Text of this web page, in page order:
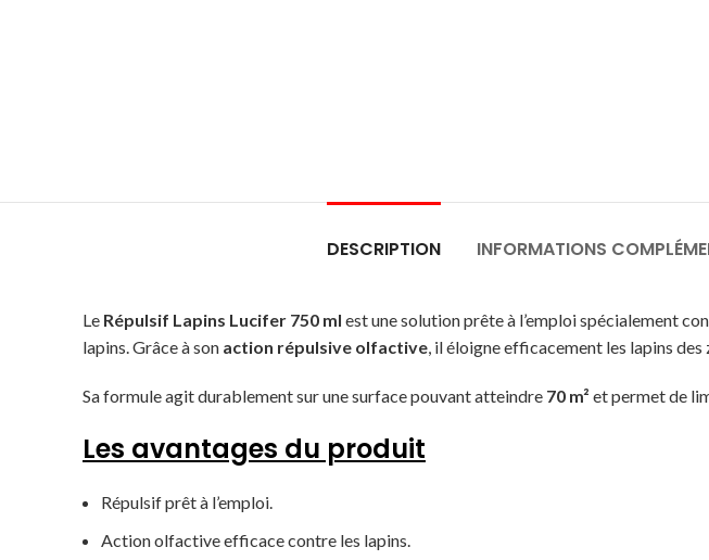
DESCRIPTION INFORMATIONS
Le Répulsif Lapins Lucifer 750 ml est une solution prête à l’emploi spécialement
lapins. Grâce à son action répulsive olfactive, il éloigne efficacement les lapins
Sa formule agit durablement sur une surface pouvant atteindre 70 m² et permet de
Les avantages du produit
Répulsif prêt à l’emploi.
Action olfactive efficace contre les lapins.